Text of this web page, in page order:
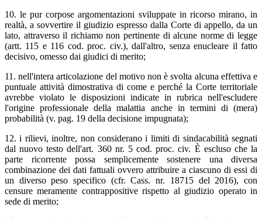
10. le pur corpose argomentazioni sviluppate in ricorso mirano, in
realtà, a sovvertire il giudizio espresso dalla Corte di appello, da un
lato, attraverso il richiamo non pertinente di alcune norme di legge
(artt. 115 e 116 cod. proc. civ.), dall'altro, senza enucleare il fatto
decisivo, omesso dai giudici di merito;
11. nell'intera articolazione del motivo non è svolta alcuna effettiva e
puntuale attività dimostrativa di come e perché la Corte territoriale
avrebbe violato le disposizioni indicate in rubrica nell'escludere
l'origine professionale della malattia anche in termini di (mera)
probabilità (v. pag. 19 della decisione impugnata);
12. i rilievi, inoltre, non considerano i limiti di sindacabilità segnati
dal nuovo testo dell'art. 360 nr. 5 cod. proc. civ. È escluso che la
parte ricorrente possa semplicemente sostenere una diversa
combinazione dei dati fattuali ovvero attribuire a ciascuno di essi di
un diverso peso specifico (cfr. Cass. nr. 18715 del 2016), con
censure meramente contrappositive rispetto al giudizio operato in
sede di merito;